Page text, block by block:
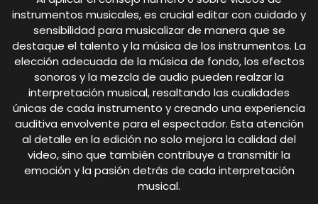
instrumentos musicales, es crucial editar con cuidado y
sensibilidad para musicalizar de manera que se
destaque el talento y la música de los instrumentos. La
elección adecuada de la música de fondo, los efectos
sonoros y la mezcla de audio pueden realzar la
interpretación musical, resaltando las cualidades
únicas de cada instrumento y creando una experiencia
auditiva envolvente para el espectador. Esta atención
al detalle en la edición no solo mejora la calidad del
video, sino que también contribuye a transmitir la
emoción y la pasión detrás de cada interpretación
musical.